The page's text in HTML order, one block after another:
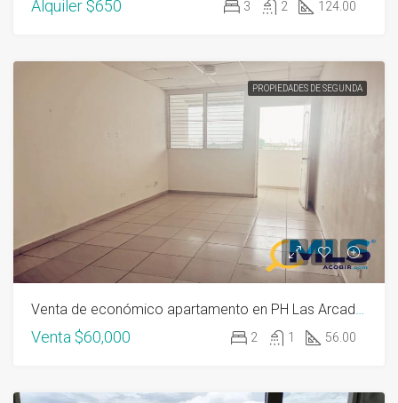
Alquiler $650 3 2 124.00
PROPIEDADES DE SEGUNDA
Venta de económico apartamento en PH Las Arcadas
Venta $60,000 2 1 56.00